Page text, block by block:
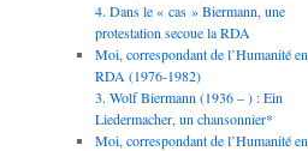
4. Dans le « cas » Biermann, une
protestation secoue la RDA
Moi, correspondant de l’Humanité en
RDA (1976-1982)
3. Wolf Biermann (1936 – ) : Ein
Liedermacher, un chansonnier*
Moi, correspondant de l’Humanité en